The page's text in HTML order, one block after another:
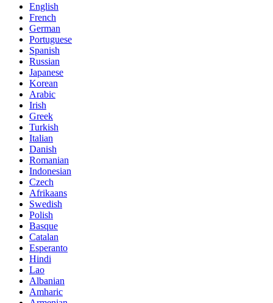
English
French
German
Portuguese
Spanish
Russian
Japanese
Korean
Arabic
Irish
Greek
Turkish
Italian
Danish
Romanian
Indonesian
Czech
Afrikaans
Swedish
Polish
Basque
Catalan
Esperanto
Hindi
Lao
Albanian
Amharic